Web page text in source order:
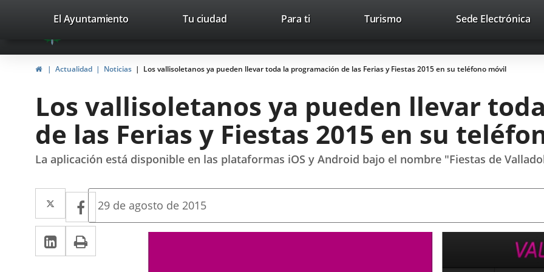
Portal
Web
del
Valladolid
avaTop Trabaja con nosotros Contacto
valladolid.es
El Ayuntamiento Tu ciudad Para ti TurismoEste
abrirá
en
ventana
nueva.
Sede Electrónica
InicioActualidad Noticias Los vallisoletanos ya pueden llevar toda la programación de las Ferias y Fiestas 2015 en su teléfono móvil
Los vallisoletanos ya pueden llevar
de las Ferias y Fiestas 2015 en su
La aplicación está disponible en las plataformas iOS y Android bajo el nombre "Fiestas de
Twitter
Enlace
a
una
aplicación
Facebook
Enlace
a
una
LinkedIn
Enlace
a
Fecha
la
29 de agosto de 2015